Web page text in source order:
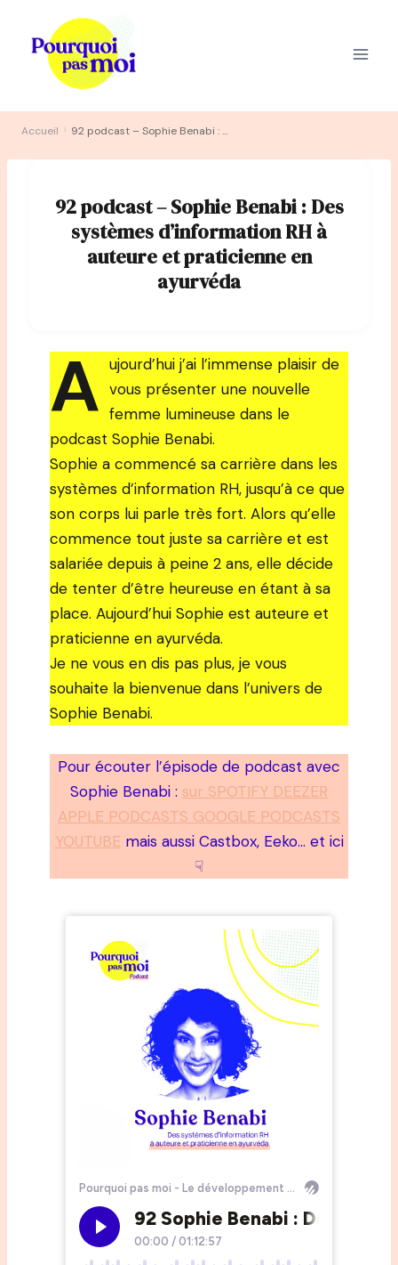
contenu
Accueil › 92 podcast – Sophie Benabi : Des systèmes d’information RH à auteure et praticienne en ayurvéda
92 podcast – Sophie Benabi : Des
systèmes d’information RH à
auteure et praticienne en
ayurvéda
A ujourd’hui j’ai l’immense plaisir de
vous présenter une nouvelle
femme lumineuse dans le
podcast Sophie Benabi.
Sophie a commencé sa carrière dans les
systèmes d’information RH, jusqu’à ce que
son corps lui parle très fort. Alors qu’elle
commence tout juste sa carrière et est
salariée depuis à peine 2 ans, elle décide
de tenter d’être heureuse en étant à sa
place. Aujourd’hui Sophie est auteure et
praticienne en ayurvéda.
Je ne vous en dis pas plus, je vous
souhaite la bienvenue dans l’univers de
Sophie Benabi.
Pour écouter l’épisode de podcast avec
Sophie Benabi : sur SPOTIFY DEEZER
APPLE PODCASTS GOOGLE PODCASTS
YOUTUBE mais aussi Castbox, Eeko… et ici
☟